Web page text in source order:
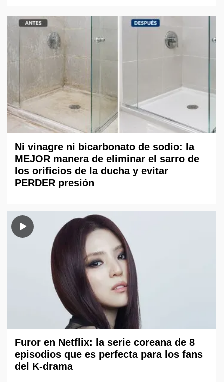
Ni vinagre ni bicarbonato de sodio: la
MEJOR manera de eliminar el sarro de
los orificios de la ducha y evitar
PERDER presión
Furor en Netflix: la serie coreana de 8
episodios que es perfecta para los fans
del K-drama